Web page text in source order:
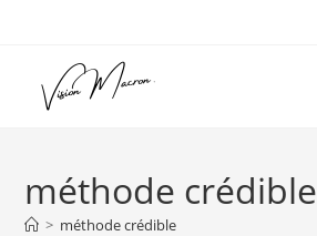
méthode crédible
> méthode crédible